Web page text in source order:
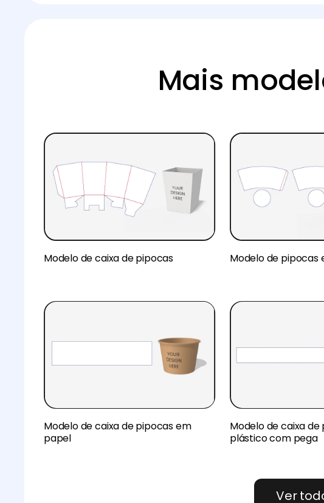
Mais
Modelo de caixa de pipocas Modelo de
Modelo de caixa de pipocas em
papel
Modelo de caixa de
plástico com pega
Ver